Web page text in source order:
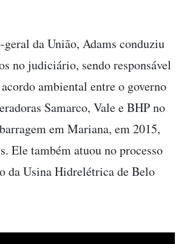
geral da União, Adams conduziu
no judiciário, sendo responsável
ambiental entre o governo
Samarco, Vale e BHP no
em Mariana, em 2015,
Ele também atuou no processo
da Usina Hidrelétrica de Belo